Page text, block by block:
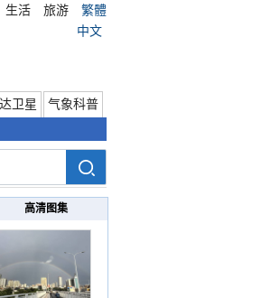
生活 旅游
繁體
中文
卫星
气象科普
高清图集